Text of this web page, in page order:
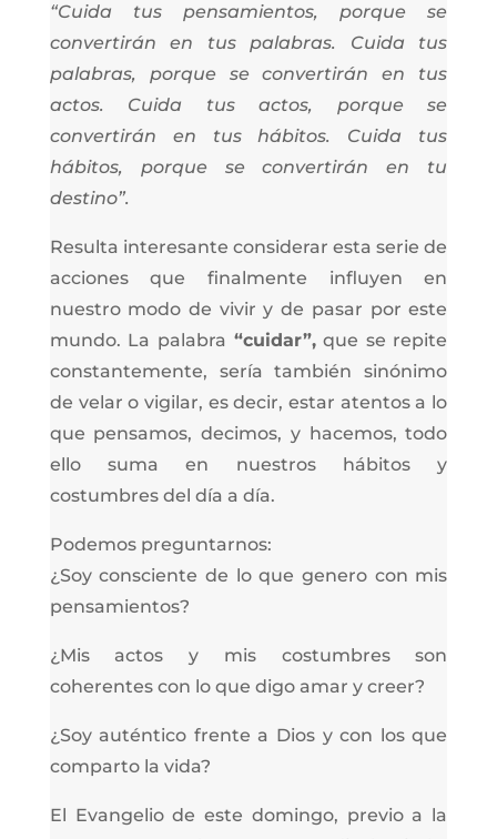
“Cuida tus pensamientos, porque se
convertirán en tus palabras. Cuida tus
palabras, porque se convertirán en tus
actos. Cuida tus actos, porque se
convertirán en tus hábitos. Cuida tus
hábitos, porque se convertirán en tu
destino”.
Resulta interesante considerar esta serie de
acciones que finalmente influyen en
nuestro modo de vivir y de pasar por este
mundo. La palabra “cuidar”,que se repite
constantemente, sería también sinónimo
de velar o vigilar, es decir, estar atentos a lo
que pensamos, decimos, y hacemos, todo
ello suma en nuestros hábitos y
costumbres del día a día.
Podemos preguntarnos:
¿Soy consciente de lo que genero con mis
pensamientos?
¿Mis actos y mis costumbres son
coherentes con lo que digo amar y creer?
¿Soy auténtico frente a Dios y con los que
comparto la vida?
El Evangelio de este domingo, previo a la